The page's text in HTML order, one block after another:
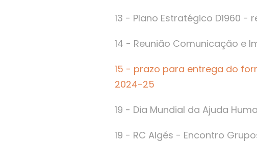
13 - Plano Estratégico D1960
14 - Reunião Comunicação e
15 - prazo para entrega do
2024-25
19 - Dia Mundial da Ajuda
19 - RC Algés - Encontro Grupos